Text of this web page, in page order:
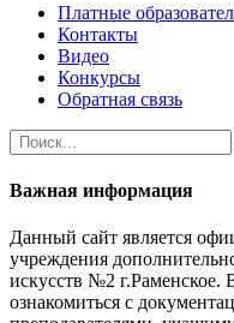
Платные
Контакты
Видео
Конкурсы
Обратная связь
Важная информация
Данный сайт является
учреждения
искусств №2 г.Раменское.
ознакомиться с